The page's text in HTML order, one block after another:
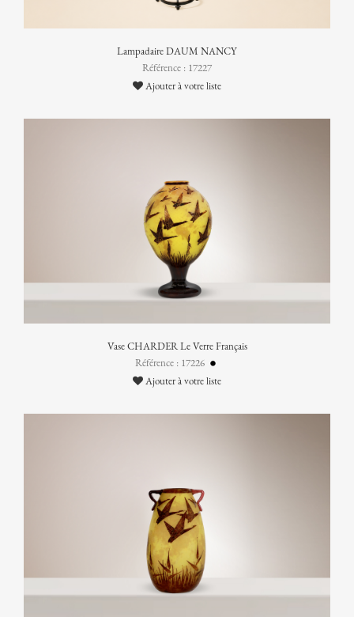
Lampadaire DAUM NANCY
Référence : 17227
Ajouter à votre liste
Vase CHARDER Le Verre Français
Référence : 17226
Ajouter à votre liste